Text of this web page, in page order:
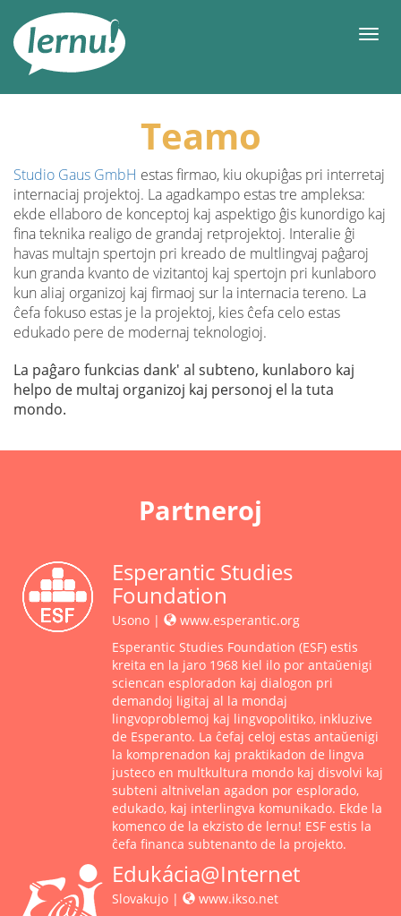
enhavo
Teamo
Studio Gaus GmbH estas firmao, kiu okupiĝas pri interretaj
internaciaj projektoj. La agadkampo estas tre ampleksa:
ekde ellaboro de konceptoj kaj aspektigo ĝis kunordigo kaj
fina teknika realigo de grandaj retprojektoj. Interalie ĝi
havas multajn spertojn pri kreado de multlingvaj paĝaroj
kun granda kvanto de vizitantoj kaj spertojn pri kunlaboro
kun aliaj organizoj kaj firmaoj sur la internacia tereno. La
ĉefa fokuso estas je la projektoj, kies ĉefa celo estas
edukado pere de modernaj teknologioj.
La paĝaro funkcias dank' al subteno, kunlaboro kaj
helpo de multaj organizoj kaj personoj el la tuta
mondo.
Partneroj
Esperantic Studies
Foundation
Usono |
www.esperantic.org
Esperantic Studies Foundation (ESF) estis
kreita en la jaro 1968 kiel ilo por antaŭenigi
sciencan esploradon kaj dialogon pri
demandoj ligitaj al la mondaj
lingvoproblemoj kaj lingvopolitiko, inkluzive
de Esperanto. La ĉefaj celoj estas antaŭenigi
la komprenadon kaj praktikadon de lingva
justeco en multkultura mondo kaj disvolvi kaj
subteni altnivelan agadon por esplorado,
edukado, kaj interlingva komunikado. Ekde la
komenco de la ekzisto de lernu! ESF estis la
ĉefa financa subtenanto de la projekto.
Edukácia@Internet
Slovakujo |
www.ikso.net